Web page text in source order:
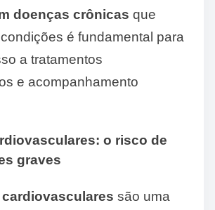
doenças crônicas que
é fundamental para
a tratamentos
e acompanhamento
o risco de
graves
são uma